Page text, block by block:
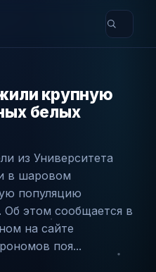
крупную
белых
из Университета
в шаровом
популяцию
Об этом сообщается в
на сайте
поя...